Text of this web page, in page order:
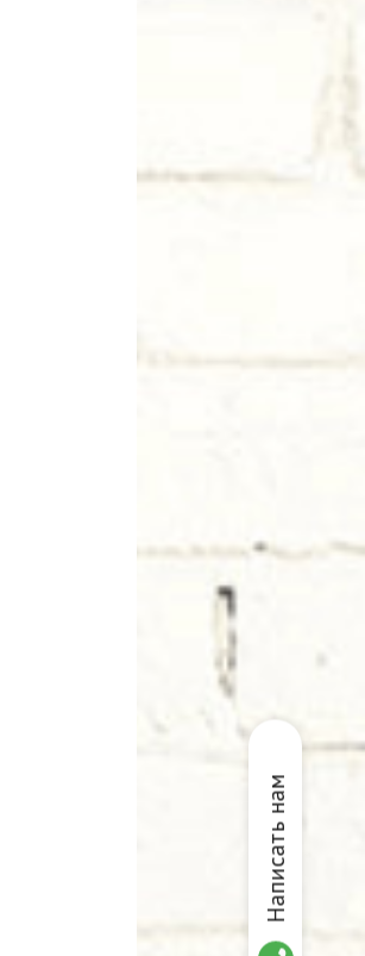
Написать нам